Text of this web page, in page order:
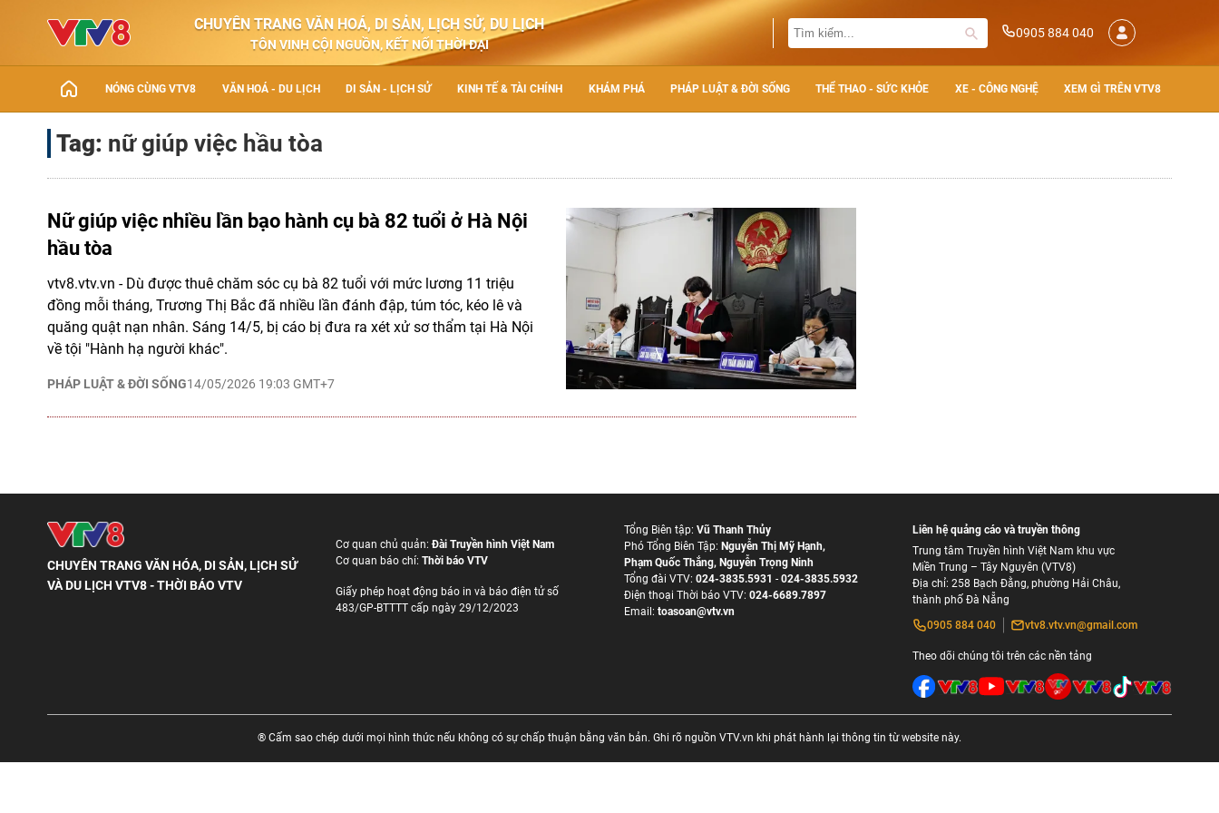
CHUYÊN TRANG VĂN HOÁ, DI SẢN, LỊCH SỬ, DU LỊCH
TÔN VINH CỘI NGUỒN, KẾT NỐI THỜI ĐẠI
0905 884 040
NÓNG CÙNG VTV8 VĂN HOÁ - DU LỊCH DI SẢN - LỊCH SỬ KINH TẾ & TÀI CHÍNH KHÁM PHÁ PHÁP LUẬT & ĐỜI SỐNG THỂ THAO - SỨC KHỎE XE - CÔNG NGHỆ XEM GÌ TRÊN VTV8
Tag: nữ giúp việc hầu tòa
Nữ giúp việc nhiều lần bạo hành cụ bà 82 tuổi ở Hà Nội
hầu tòa
PHÁP LUẬT & ĐỜI SỐNG14/05/2026 19:03 GMT+7
vtv8.vtv.vn - Dù được thuê chăm sóc cụ bà 82 tuổi với mức lương 11 triệu
đồng mỗi tháng, Trương Thị Bắc đã nhiều lần đánh đập, túm tóc, kéo lê và
quăng quật nạn nhân. Sáng 14/5, bị cáo bị đưa ra xét xử sơ thẩm tại Hà Nội
về tội "Hành hạ người khác".
CHUYÊN TRANG VĂN HÓA, DI SẢN, LỊCH SỬ
VÀ DU LỊCH VTV8 - THỜI BÁO VTV
Cơ quan chủ quản:Đài Truyền hình Việt Nam
Cơ quan báo chí: Thời báo VTV
Giấy phép hoạt động báo in và báo điện tử số
483/GP-BTTTT cấp ngày 29/12/2023
Tổng Biên tập: Vũ Thanh Thủy
Phó Tổng Biên Tập: Nguyễn Thị Mỹ Hạnh,
Phạm Quốc Thắng, Nguyễn Trọng Ninh
Tổng đài VTV: 024-3835.5931 - 024-3835.5932
Ðiện thoại Thời báo VTV: 024-6689.7897
Email: toasoan@vtv.vn
Liên hệ quảng cáo và truyền thông
Trung tâm Truyền hình Việt Nam khu vực
Miền Trung – Tây Nguyên (VTV8)
Địa chỉ: 258 Bạch Đằng, phường Hải Châu,
thành phố Đà Nẵng
0905 884 040
vtv8.vtv.vn@gmail.com
Theo dõi chúng tôi trên các nền tảng
® Cấm sao chép dưới mọi hình thức nếu không có sự chấp thuận bằng văn bản. Ghi rõ nguồn VTV.vn khi phát hành lại thông tin từ website này.